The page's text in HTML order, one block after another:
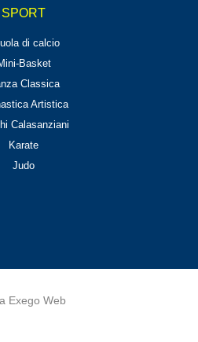
SPORT
di calcio
Basket
Classica
Artistica
Calasanziani
Karate
Judo
Exego Web